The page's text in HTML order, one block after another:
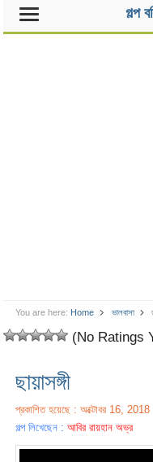
গল্প
You are here: Home ভালবাসা
(No Ratings
ছায়াসঙ্গী
প্রকাশিত হয়েছে : অক্টোবর 16, 2018
গল্প লিখেছেন :আবির রায়হান অভ্র